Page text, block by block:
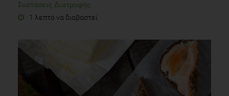
Συστάσεις Διατροφής
1 λεπτό να διαβαστεί